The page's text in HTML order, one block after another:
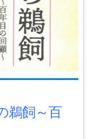
鵜飼～百